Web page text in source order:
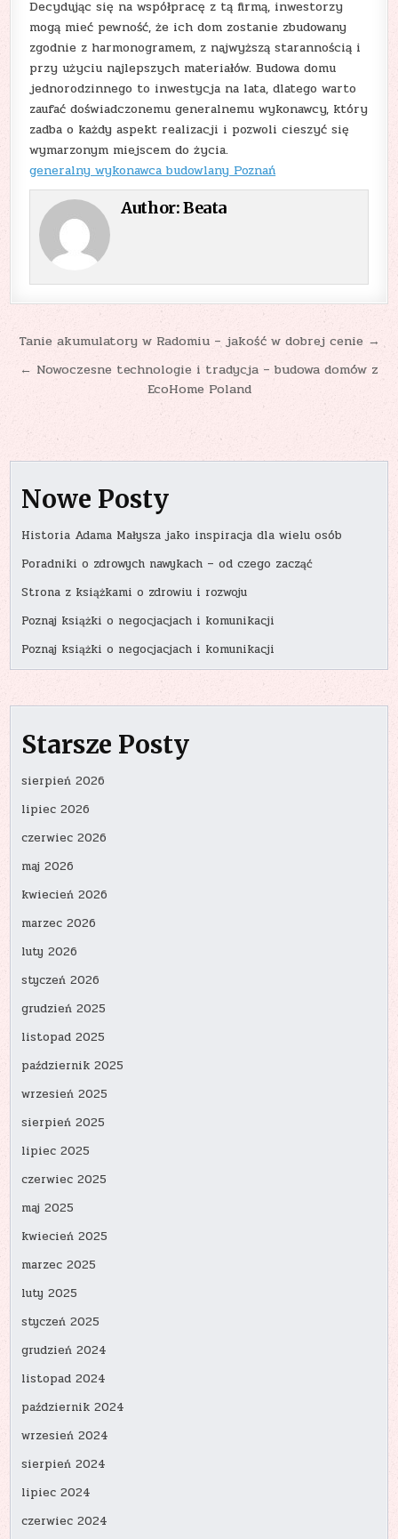
Decydując się na współpracę z tą firmą, inwestorzy
mogą mieć pewność, że ich dom zostanie zbudowany
zgodnie z harmonogramem, z najwyższą starannością i
przy użyciu najlepszych materiałów. Budowa domu
jednorodzinnego to inwestycja na lata, dlatego warto
zaufać doświadczonemu generalnemu wykonawcy, który
zadba o każdy aspekt realizacji i pozwoli cieszyć się
wymarzonym miejscem do życia.
generalny wykonawca budowlany Poznań
Author:Beata
Nawigacja
wpisu
Tanie akumulatory w Radomiu – jakość w dobrej cenie →
← Nowoczesne technologie i tradycja – budowa domów z
EcoHome Poland
Nowe Posty
Historia Adama Małysza jako inspiracja dla wielu osób
Poradniki o zdrowych nawykach – od czego zacząć
Strona z książkami o zdrowiu i rozwoju
Poznaj książki o negocjacjach i komunikacji
Poznaj książki o negocjacjach i komunikacji
Starsze Posty
sierpień 2026
lipiec 2026
czerwiec 2026
maj 2026
kwiecień 2026
marzec 2026
luty 2026
styczeń 2026
grudzień 2025
listopad 2025
październik 2025
wrzesień 2025
sierpień 2025
lipiec 2025
czerwiec 2025
maj 2025
kwiecień 2025
marzec 2025
luty 2025
styczeń 2025
grudzień 2024
listopad 2024
październik 2024
wrzesień 2024
sierpień 2024
lipiec 2024
czerwiec 2024